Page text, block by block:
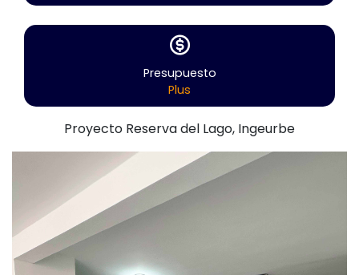
Presupuesto
Plus
Proyecto Reserva del Lago, Ingeurbe